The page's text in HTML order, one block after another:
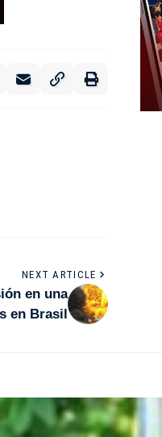
NEXT ARTICLE
en una
en Brasil